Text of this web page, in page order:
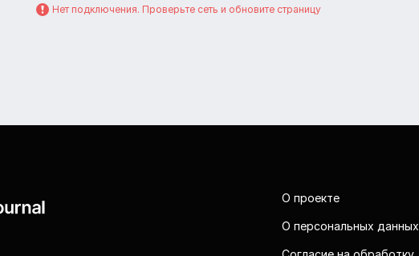
Нет подключения. Проверьте сеть и обновите страницу
О проекте
О персональных данных